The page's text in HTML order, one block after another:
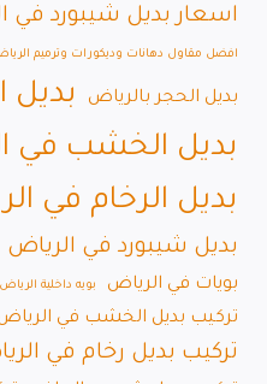
اسعار بديل شيبورد في
افضل مقاول دهانات وديكورات وترميم
بديل الحجر بالرياض
بديل الخشب في
بديل الرخام في
بديل شيبورد في الرياض
بويات في الرياض بويه داخلية الرياض
تركيب بديل الخشب في
تركيب بديل رخام في